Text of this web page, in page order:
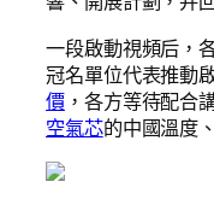
一段啟動視頻后，
冠名單位代表推動
價，各方等待配合
空氣芯的中國溫度